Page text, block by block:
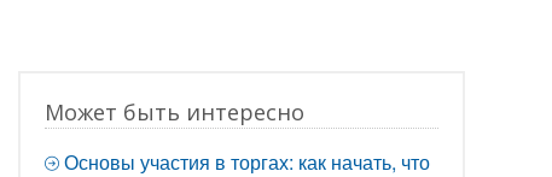
Может быть интересно
Основы участия в торгах: как начать, что